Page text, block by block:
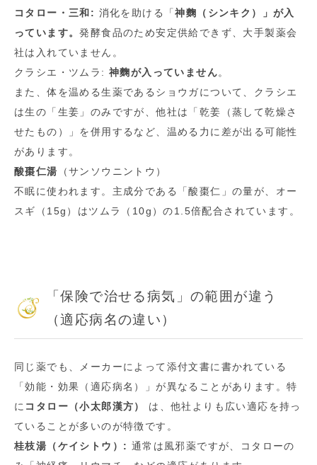
コタロー・三和: 消化を助ける「神麴（シンキク）」が入
っています。発酵食品のため安定供給できず、大手製薬会
社は入れていません。
クラシエ・ツムラ: 神麴が入っていません。
また、体を温める生薬であるショウガについて、クラシエ
は生の「生姜」のみですが、他社は「乾姜（蒸して乾燥さ
せたもの）」を併用するなど、温める力に差が出る可能性
があります。
酸棗仁湯
（サンソウニントウ）
不眠に使われます。主成分である「酸棗仁」の量が、オー
スギ（15g）はツムラ（10g）の1.5倍配合されています。
「保険で治せる病気」の範囲が違う
（適応病名の違い）
同じ薬でも、メーカーによって添付文書に書かれている
「効能・効果（適応病名）」が異なることがあります。特
に コタロー（小太郎漢方）
は、他社よりも広い適応を持っ
ていることが多いのが特徴です。
桂枝湯（ケイシトウ）: 通常は風邪薬ですが、コタローの